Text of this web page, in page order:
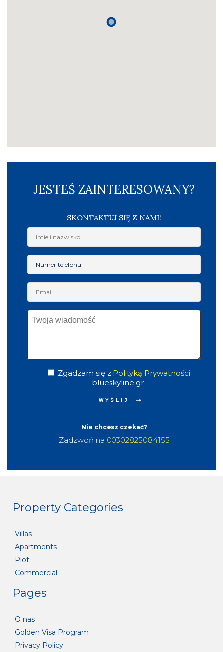
JESTEŚ ZAINTERESOWANY?
SKONTAKTUJ SIĘ Z NAMI!
Zgadzam się z Polityką Prywatności
blueskyline.gr
Nie chcesz czekać?
Zadzwoń na 00302825084155
Property Categories
Villas
Apartments
Plot
Commercial
Pages
O nas
Golden Visa Program
Privacy Policy